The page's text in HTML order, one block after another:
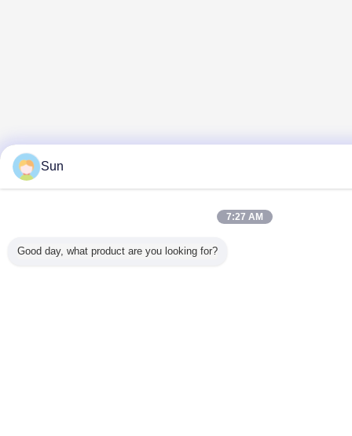
Sun
7:27 AM
Good day, what product are you looking for?